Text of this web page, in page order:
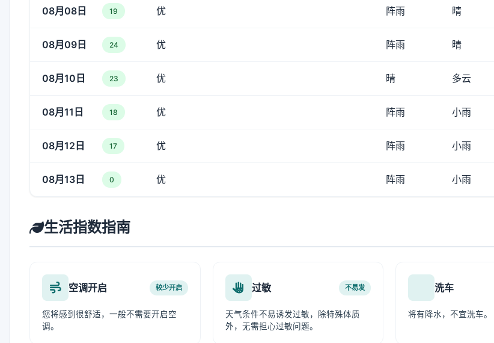
08月08日 19 优 阵雨 晴
08月09日 24 优 阵雨 晴
08月10日 23 优 晴 多云
08月11日 18 优 阵雨 小雨
08月12日 17 优 阵雨 小雨
08月13日 0 优 阵雨 小雨
生活指数指南
空调开启 较少开启
您将感到很舒适，一般不需要开启空
调。
过敏 不易发
天气条件不易诱发过敏，除特殊体质
外，无需担心过敏问题。
洗车
将有降水，不宜洗车。